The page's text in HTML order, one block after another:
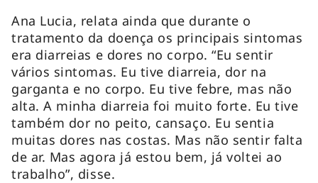
Ana Lucia, relata ainda que durante o
tratamento da doença os principais sintomas
era diarreias e dores no corpo. “Eu sentir
vários sintomas. Eu tive diarreia, dor na
garganta e no corpo. Eu tive febre, mas não
alta. A minha diarreia foi muito forte. Eu tive
também dor no peito, cansaço. Eu sentia
muitas dores nas costas. Mas não sentir falta
de ar. Mas agora já estou bem, já voltei ao
trabalho”, disse.